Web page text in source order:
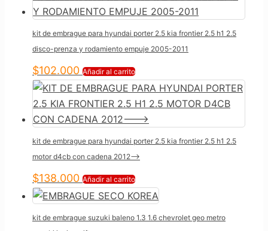
kit de embrague para hyundai porter 2.5 kia frontier 2.5 h1 2.5
disco-prenza y rodamiento empuje 2005-2011
$102.000 Añadir al carrito
kit de embrague para hyundai porter 2.5 kia frontier 2.5 h1 2.5
motor d4cb con cadena 2012—>
$138.000 Añadir al carrito
kit de embrague suzuki baleno 1.3 1.6 chevrolet geo metro